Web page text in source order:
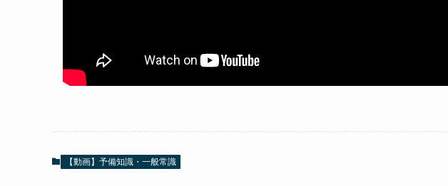
【動画】予備知識・一般常識